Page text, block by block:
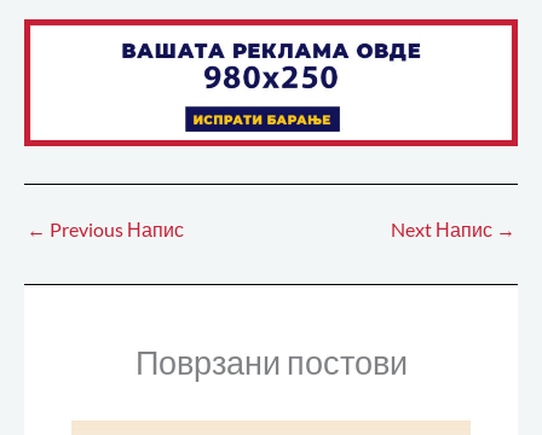
← Previous Напис Next Напис →
Поврзани постови